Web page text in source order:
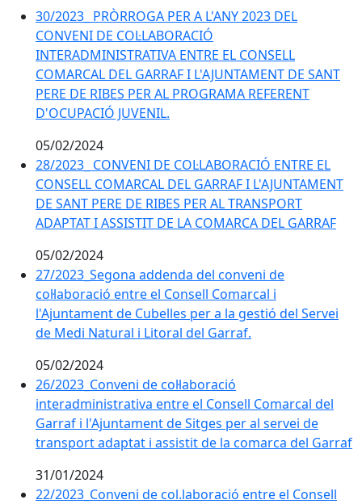
30/2023_ PRÒRROGA PER A L'ANY 2023 DEL
CONVENI DE COL·LABORACIÓ
INTERADMINISTRATIVA ENTRE EL CONSELL
COMARCAL DEL GARRAF I L'AJUNTAMENT DE SANT
PERE DE RIBES PER AL PROGRAMA REFERENT
D'OCUPACIÓ JUVENIL.
05/02/2024
28/2023_ CONVENI DE COL·LABORACIÓ ENTRE EL
CONSELL COMARCAL DEL GARRAF I L'AJUNTAMENT
DE SANT PERE DE RIBES PER AL TRANSPORT
ADAPTAT I ASSISTIT DE LA COMARCA DEL GARRAF
05/02/2024
27/2023_Segona addenda del conveni de
col·laboració entre el Consell Comarcal i
l'Ajuntament de Cubelles per a la gestió del Servei
de Medi Natural i Litoral del Garraf.
05/02/2024
26/2023_Conveni de col·laboració
interadministrativa entre el Consell Comarcal del
Garraf i l'Ajuntament de Sitges per al servei de
transport adaptat i assistit de la comarca del Garraf
31/01/2024
22/2023_Conveni de col.laboració entre el Consell